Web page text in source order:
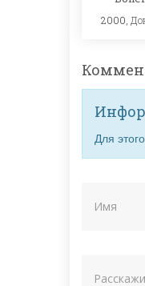
2000,
Для